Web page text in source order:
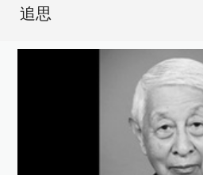
追思